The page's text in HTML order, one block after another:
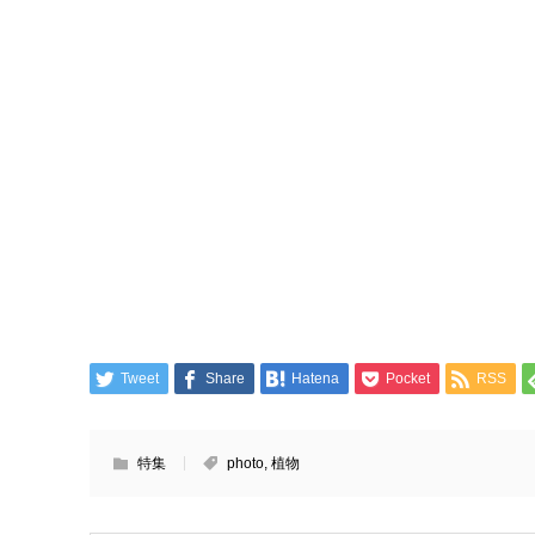
Tweet Share Hatena Pocket RSS
特集 photo, 植物